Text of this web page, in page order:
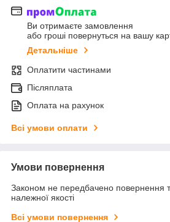
Ви отримаєте замовлення
або гроші повернуться на вашу
Детальніше
Оплатити частинами
Післяплата
Оплата на рахунок
Всі умови оплати
Умови повернення
Законом не передбачено повернення
належної якості
Всі умови повернення